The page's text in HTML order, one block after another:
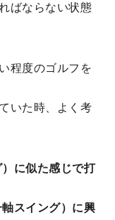
ばならない状態
程度のゴルフを
いた時、よく考
に似た感じで打
スイング）に興